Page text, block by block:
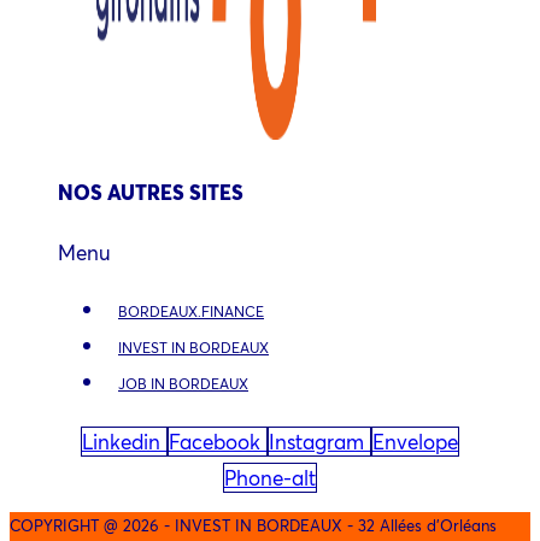
NOS AUTRES SITES
Menu
BORDEAUX.FINANCE
INVEST IN BORDEAUX
JOB IN BORDEAUX
Linkedin Facebook Instagram Envelope
Phone-alt
COPYRIGHT @ 2026 - INVEST IN BORDEAUX - 32 Allées d'Orléans